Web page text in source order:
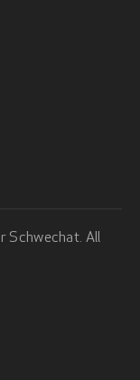
Schwechat. All